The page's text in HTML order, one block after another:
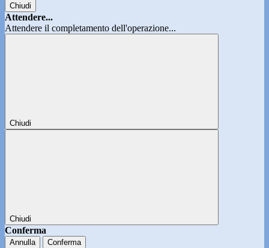
Chiudi
Attendere...
Attendere il completamento dell'operazione...
Chiudi
Chiudi
Conferma
Annulla Conferma